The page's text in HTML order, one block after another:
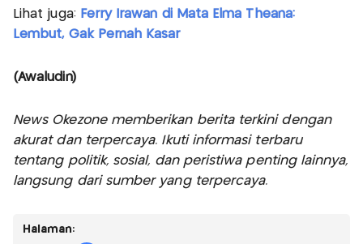
Lihat juga: Ferry Irawan di Mata Elma Theana:
Lembut, Gak Pernah Kasar
(Awaludin)
News Okezone memberikan berita terkini dengan
akurat dan terpercaya. Ikuti informasi terbaru
tentang politik, sosial, dan peristiwa penting lainnya,
langsung dari sumber yang terpercaya.
Halaman: